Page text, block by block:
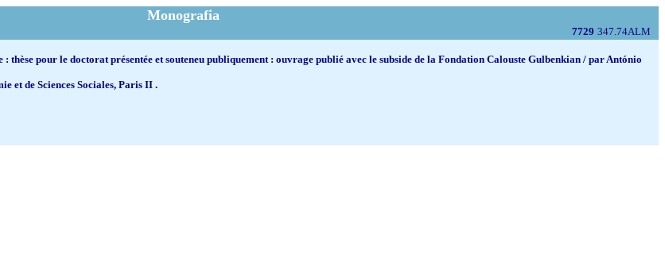
Monografia
7729 347.74ALM
pour le doctorat présentée et souteneu publiquement : ouvrage publié avec le subside de la Fondation Calouste Gulbenkian / par António
et de Sciences Sociales, Paris II .